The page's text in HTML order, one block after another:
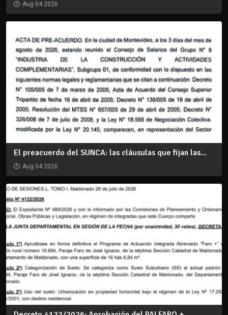
Aug 04 2026
El preacuerdo del SUNCA: las cláusulas que fijan las...
Aug 04 2026